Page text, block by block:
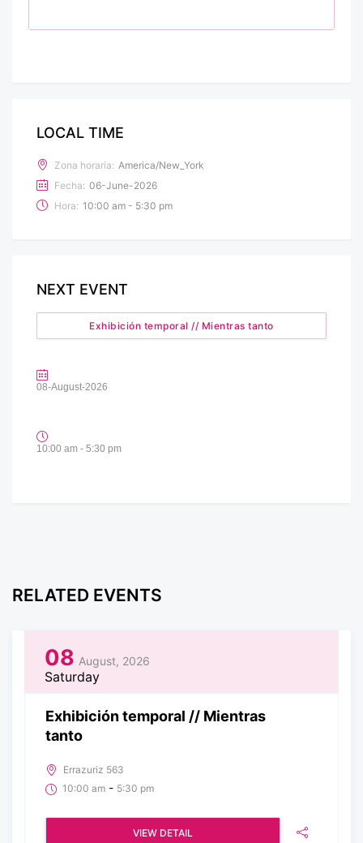
LOCAL TIME
Zona horaria: America/New_York
Fecha: 06-June-2026
Hora: 10:00 am - 5:30 pm
NEXT EVENT
Exhibición temporal // Mientras tanto
08-August-2026
10:00 am - 5:30 pm
RELATED EVENTS
08 August, 2026
Saturday
Exhibición temporal // Mientras
tanto
Errazuriz 563
10:00 am - 5:30 pm
VIEW DETAIL